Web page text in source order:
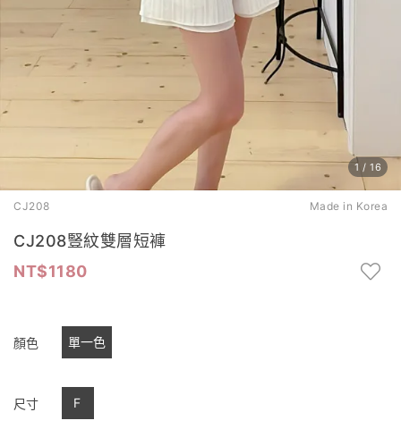
1 / 16
CJ208 Made in Korea
CJ208豎紋雙層短褲
1180
顏色 單一色
尺寸 F